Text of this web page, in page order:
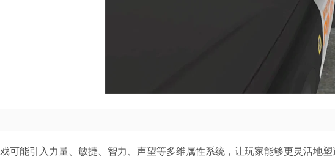
可能引入力量、敏捷、智力、声望等多维属性系统，让玩家能够更灵活地塑